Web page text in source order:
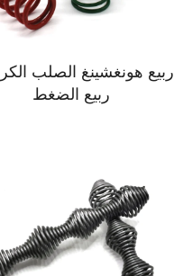
ربيع هونغشينغ الصلب
ربيع الضغط